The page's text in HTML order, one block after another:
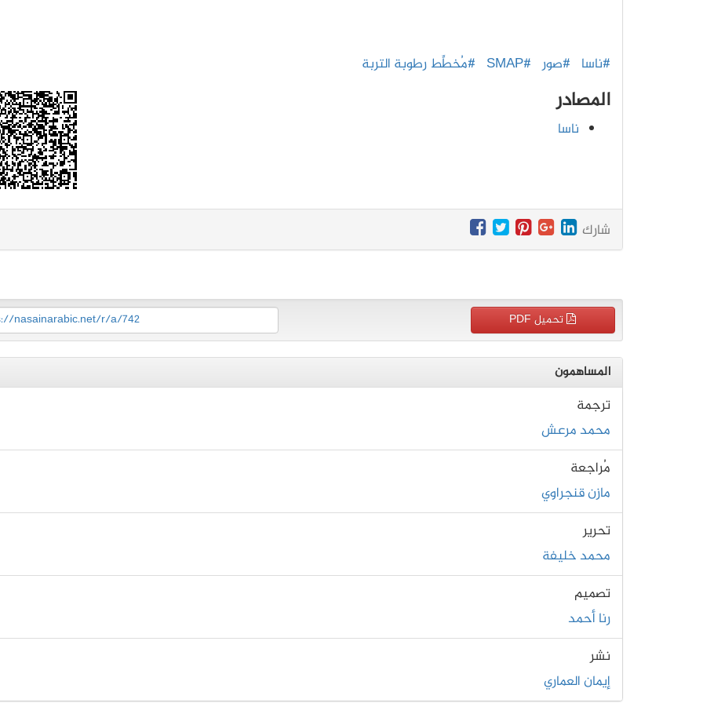
#ناسا #صور #SMAP #مُخطِّط رطوبة التربة
المصادر
ناسا
شارك
تحميل PDF nasainarabic.net/r/a/742
المساهمون
ترجمة
محمد مرعش
مُراجعة
مازن قنجراوي
تحرير
محمد خليفة
تصميم
رنا أحمد
نشر
إيمان العماري